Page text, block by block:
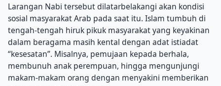
Larangan Nabi tersebut dilatarbelakangi akan kondisi
sosial masyarakat Arab pada saat itu. Islam tumbuh di
tengah-tengah hiruk pikuk masyarakat yang keyakinan
dalam beragama masih kental dengan adat istiadat
“kesesatan”. Misalnya, pemujaan kepada berhala,
membunuh anak perempuan, hingga mengunjungi
makam-makam orang dengan menyakini memberikan